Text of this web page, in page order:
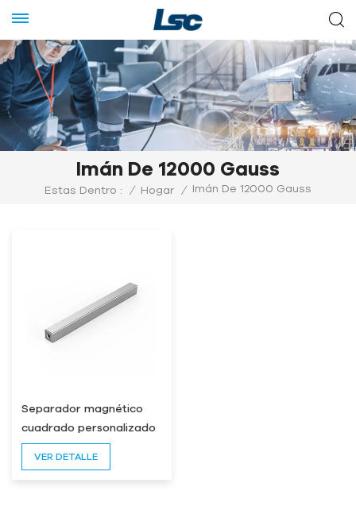
Imán De 12000 Gauss
Estas Dentro : / Hogar / Imán De 12000 Gauss
Separador magnético
cuadrado personalizado
para baterías de litio
VER DETALLE